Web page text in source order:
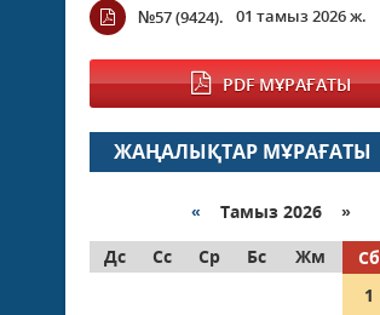
№57 (9424). 01 тамыз 2026 ж.
PDF МҰРАҒАТЫ
ЖАҢАЛЫҚТАР МҰРАҒАТЫ
« Тамыз 2026 »
Дс
Сс Ср Бс Жм Сб
1